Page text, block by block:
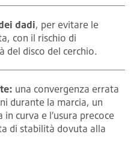
dadi, per evitare le
con il rischio di
del disco del cerchio.
una convergenza errata
durante la marcia, un
curva e l’usura precoce
di stabilità dovuta alla